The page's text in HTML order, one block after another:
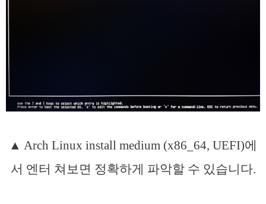
▲ Arch Linux install medium (x86_64, UEFI)에
서 엔터 쳐보면 정확하게 파악할 수 있습니다.